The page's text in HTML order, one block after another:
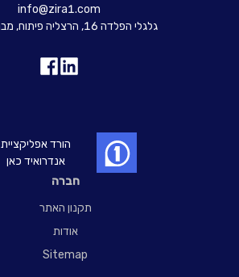
חברה
תקנון האתר
אודות
Sitemap
info@zira1.com
גלגלי הפלדה 16, הרצליה פיתוח, מבני תל-עד
הורד אפליקציית
אנדרואיד כאן